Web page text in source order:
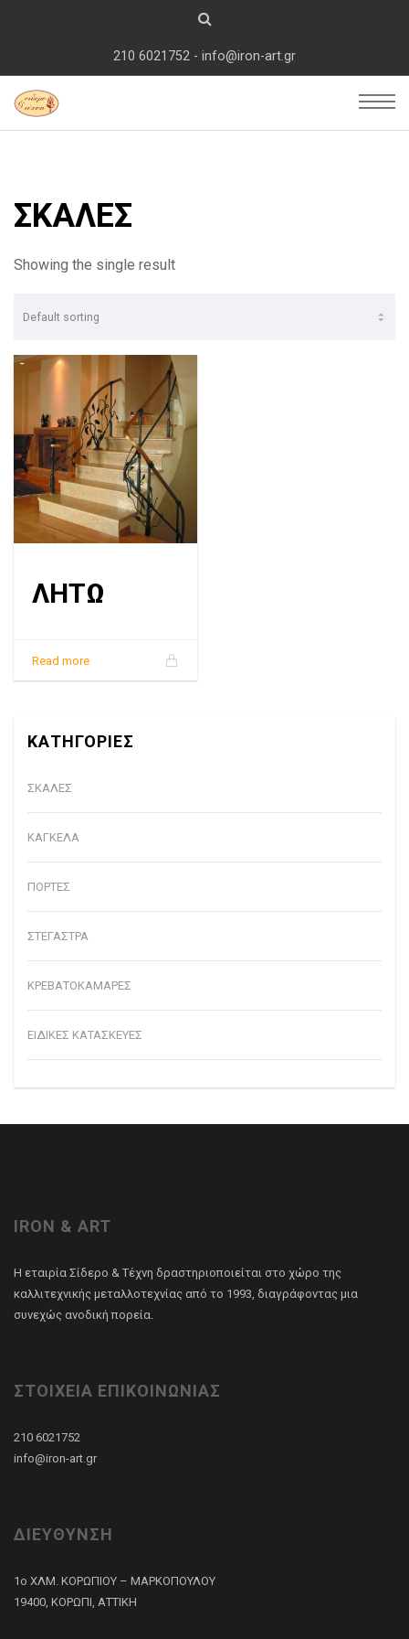
210 6021752 - info@iron-art.gr
ΣΚΑΛΕΣ
Showing the single result
ΛΗΤΩ
Read more
ΚΑΤΗΓΟΡΙΕΣ
ΣΚΑΛΕΣ
ΚΑΓΚΕΛΑ
ΠΟΡΤΕΣ
ΣΤΕΓΑΣΤΡΑ
ΚΡΕΒΑΤΟΚΑΜΑΡΕΣ
ΕΙΔΙΚΕΣ ΚΑΤΑΣΚΕΥΕΣ
IRON & ART
Η εταιρία Σίδερο & Τέχνη δραστηριοποιείται στο χώρο της
καλλιτεχνικής μεταλλοτεχνίας από το 1993, διαγράφοντας μια
συνεχώς ανοδική πορεία.
ΣΤΟΙΧΕΙΑ ΕΠΙΚΟΙΝΩΝΙΑΣ
210 6021752
info@iron-art.gr
ΔΙΕΥΘΥΝΣΗ
1ο ΧΛΜ. ΚΟΡΩΠΙΟΥ – ΜΑΡΚΟΠΟΥΛΟΥ
19400, ΚΟΡΩΠΙ, ΑΤΤΙΚΗ